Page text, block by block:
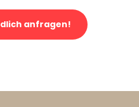
anfragen!